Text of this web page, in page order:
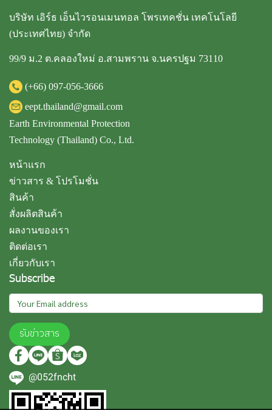
บริษัท เอิร์ธ เอ็นไวรอนเมนทอล โพรเทคชั่น เทคโนโลยี
(ประเทศไทย) จำกัด
99/9 ม.2 ต.คลองใหม่ อ.สามพราน จ.นครปฐม 73110
(+66) 097-056-3666
eept.thailand@gmail.com
Earth Environmental Protection
Technology (Thailand) Co., Ltd.
หน้าแรก
ข่าวสาร & โปรโมชั่น
สินค้า
สั่งผลิตสินค้า
ผลงานของเรา
ติดต่อเรา
เกี่ยวกับเรา
Subscribe
รับข่าวสาร
@052fncht